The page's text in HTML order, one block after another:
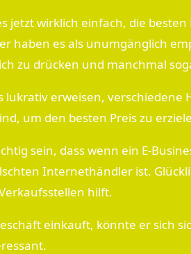
jetzt wirklich einfach, die
haben es als unumgänglich
zu drücken und manchmal
lukrativ erweisen,
um den besten Preis zu
sein, dass wenn ein E-
Internethändler ist.
hilft.
einkauft, könnte er sich